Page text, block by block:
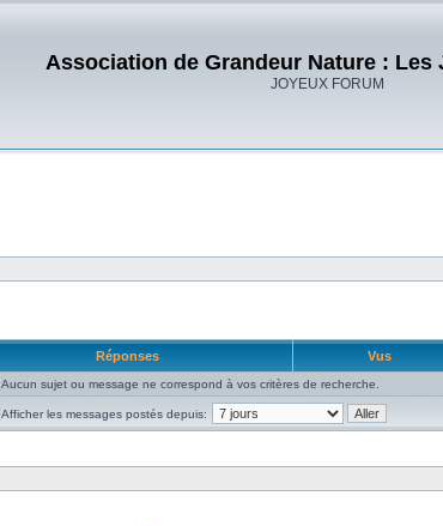
Association de Grandeur Nature : Les
JOYEUX FORUM
Réponses Vus
Aucun sujet ou message ne correspond à vos critères de recherche.
Afficher les messages postés depuis: